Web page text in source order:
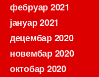
фебруар 2021
јануар 2021
децембар 2020
новембар 2020
октобар 2020